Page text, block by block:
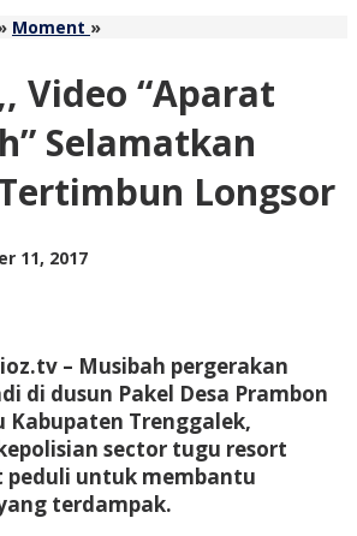
Moment »"Heboh",,,,
Berkopyah"
Selamatkan
Kambing
Tertimbun
Longsor
Video “Aparat
Selamatkan
Longsor
11, 2017oleh
– Musibah pergerakan
di dusun Pakel Desa Prambon
Kabupaten Trenggalek,
sector tugu resort
untuk membantu
terdampak.